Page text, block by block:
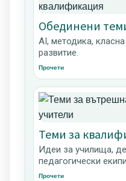
Обединени
AI, методика,
развитие.
Прочети
Теми за
Идеи за училища,
педагогически
Прочети